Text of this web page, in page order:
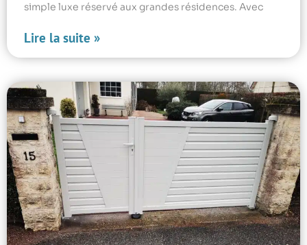
simple luxe réservé aux grandes résidences. Avec
Lire la suite »